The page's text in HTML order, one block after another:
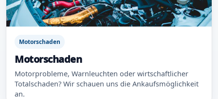
Motorschaden
Motorschaden
Motorprobleme, Warnleuchten oder wirtschaftlicher
Totalschaden? Wir schauen uns die Ankaufsmöglichkeit
an.